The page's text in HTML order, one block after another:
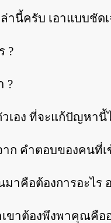
านี้ครับ เอาแบบชัด
?
?
เอง ที่จะแก้ปัญหานี้
ก คำตอบของคนที่
มาคือต้องการอะไ
ขาต้องพึงพาคุณคือ